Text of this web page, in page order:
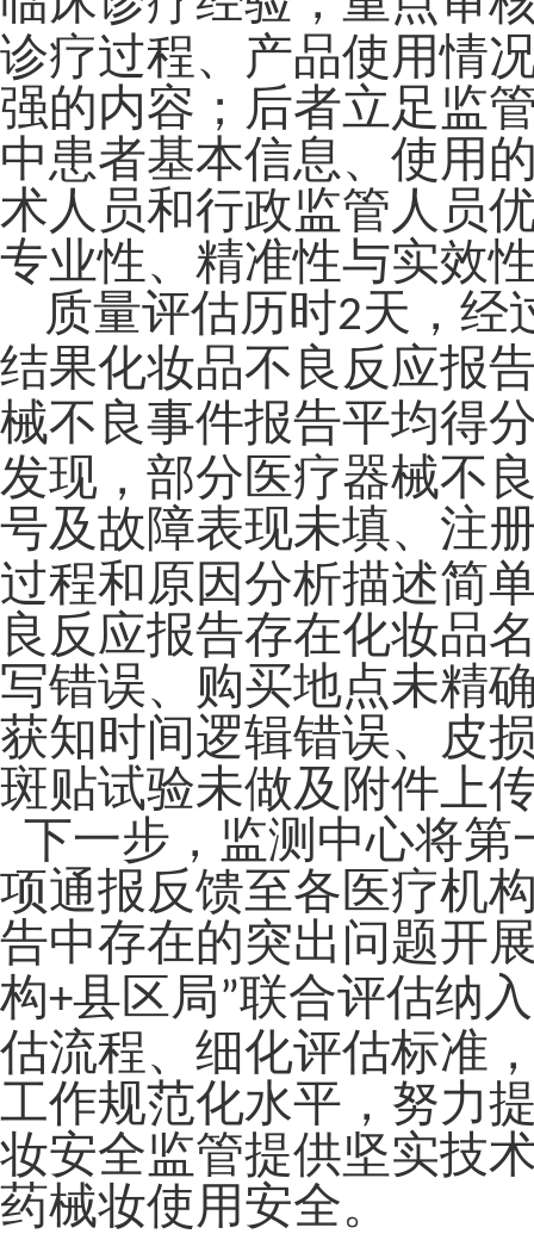
诊疗过程、 产品使用情
强的内容； 后者立足监
中患者基本信息、 使用
术人员和行政监管人员
专业性、精准性与实效
质量评估历时2天，经
结果化妆品不良反应报
械不良事件报告平均得
发现，部分医疗器械不
号及故障表现未填、注
过程和原因分析描述简
良反应报告存在化妆品
写错误、购买地点未精
获知时间逻辑错误、皮
斑贴试验未做及附件上
下一步，监测中心将
项通报反馈至各医疗机
告中存在的突出问题开
构+县区局”联合评估纳
估流程、细化评估标准
工作规范化水平， 努力
妆安全监管提供坚实技
药械妆使用安全。